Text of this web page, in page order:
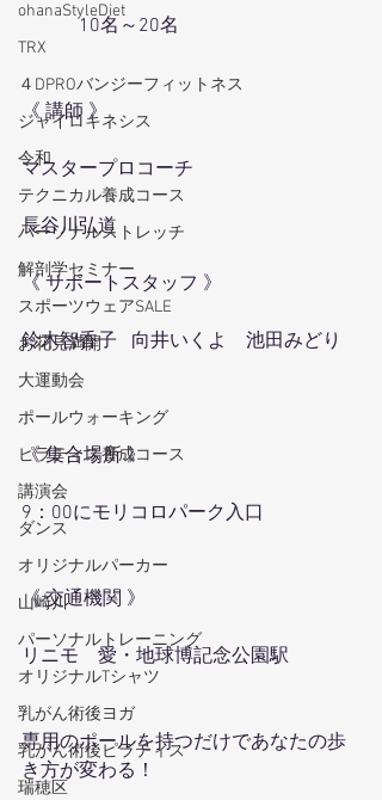
ohanaStyleDiet
TRX
４DPROバンジーフィットネス
ジャイロキネシス
令和
テクニカル養成コース
パーソナルストレッチ
解剖学セミナー
スポーツウェアSALE
お花見満開
大運動会
ポールウォーキング
ピラティス養成コース
講演会
ダンス
オリジナルパーカー
山崎川
パーソナルトレーニング
オリジナルTシャツ
乳がん術後ヨガ
乳がん術後ピラティス
瑞穂区
10名～20名
《 講師 》
マスタープロコーチ
長谷川弘道
《 サポートスタッフ 》
鈴木智香子   向井いくよ　池田みどり
《 集合場所 》
9：00にモリコロパーク入口
《 交通機関 》
リニモ　愛・地球博記念公園駅
専用のポールを持つだけであなたの歩
き方が変わる！